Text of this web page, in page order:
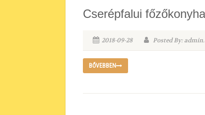
Cserépfalui
2018-09-28 Posted By:
BŐVEBBEN